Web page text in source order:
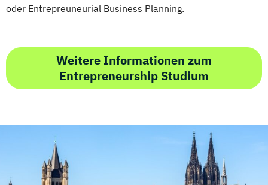
oder Entrepreuneurial Business Planning.
Weitere Informationen zum
Entrepreneurship Studium